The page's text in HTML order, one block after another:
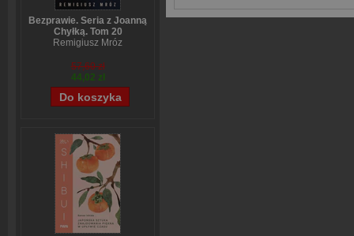
Bezprawie. Seria z Joanną
Chyłką. Tom 20
Remigiusz Mróz
57,60 zł
44,02 zł